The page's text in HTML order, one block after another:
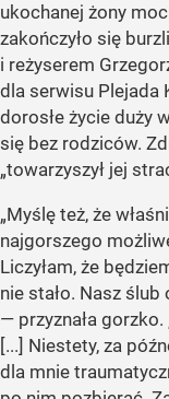
ukochanej żony
zakończyło się
i reżyserem
dla serwisu Plejada
dorosłe życie duży
się bez rodziców.
„towarzyszył jej
„Myślę też, że
najgorszego
Liczyłam, że
nie stało. Nasz ślub
— przyznała
[...] Niestety, za
dla mnie